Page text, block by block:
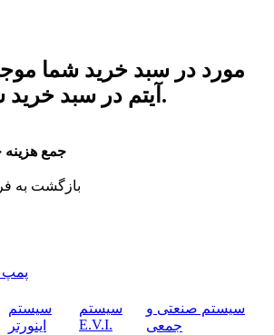
مورد در سبد خرید شما
آیتم در سبد خرید شما وجود دارد.
جمع
بازگشت به
پمپ
سیستم
اینورتر
سیستم
E.V.I.
سیستم صنعتی و
جمعی